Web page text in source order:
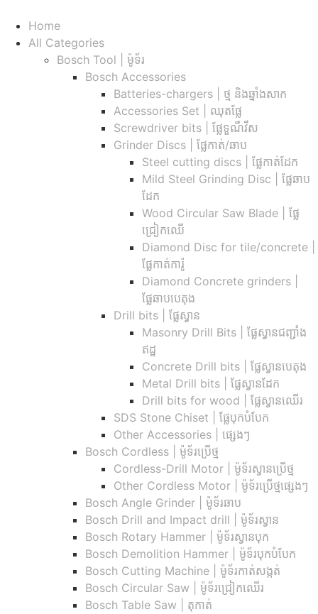
Home
All Categories
Bosch Tool | ម៉ូទ័រ
Bosch Accessories
Batteries-chargers | ថ្ម និងឆ្នាំងសាក
Accessories Set | ឈុតផ្លែ
Screwdriver bits | ផ្លែទួណឺវីស
Grinder Discs |​ ផ្លែកាត់/ឆាប
Steel cutting discs |​ ផ្លែកាត់ដែក
Mild Steel Grinding Disc | ផ្លែឆាប
ដែក
Wood Circular Saw Blade | ផ្លែ
ជ្រៀកឈើ
Diamond Disc for tile/concrete​ |
ផ្លែកាត់ការ៉ូ
Diamond Concrete grinders |
ផ្លែឆាបបេតុង
Drill bits |​ ផ្លែស្វាន
Masonry Drill Bits |​ ផ្លែស្វានជញ្ជាំង
ឥដ្ឋ
Concrete Drill bits |​ ផ្លែស្វានបេតុង
Metal Drill bits |​ ផ្លែស្វានដែក
Drill bits for wood |​ ផ្លែស្វានឈើរ
SDS Stone Chiset |​ ផ្លែបុកបំបែក
Other Accessories | ផ្សេងៗ
Bosch Cordless | ម៉ូទ័រប្រើថ្ម
Cordless-Drill Motor | ម៉ូទ័រស្វានប្រើថ្ម
Other Cordless Motor | ម៉ូទ័រប្រើថ្មផ្សេងៗ
Bosch Angle Grinder | ម៉ូទ័រឆាប
Bosch Drill and Impact drill | ម៉ូទ័រស្វាន
Bosch Rotary Hammer | ម៉ូទ័រស្វានបុក
Bosch Demolition Hammer | ម៉ូទ័របុកបំបែក
Bosch Cutting Machine | ម៉ូទ័រកាត់សង្កត់
Bosch Circular Saw | ម៉ូទ័រជ្រៀកឈើរ
Bosch Table Saw | តុកាត់